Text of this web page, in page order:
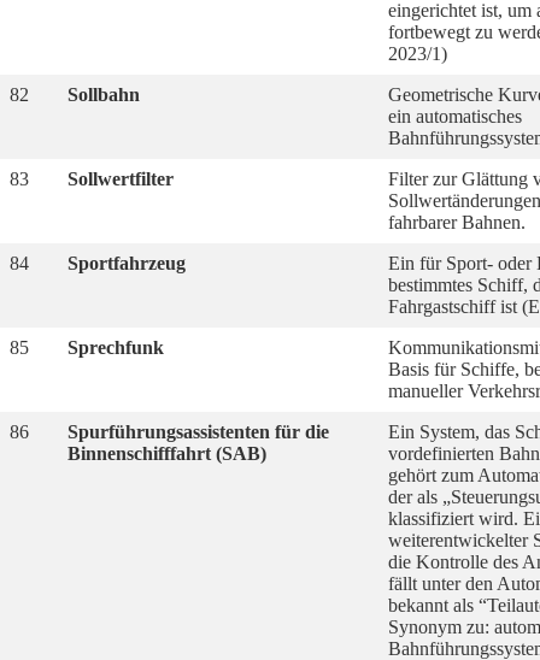
eingerichtet ist, um
fortbewegt zu
2023/1)
82
Sollbahn
Geometrische
ein automatisches
83
Sollwertfilter
Filter zur Glättung
fahrbarer Bahnen.
84
Sportfahrzeug
Ein für Sport- oder
bestimmtes Schiff,
Fahrgastschiff ist
85
Sprechfunk
Basis für Schiffe,
manueller
86
Spurführungsassistenten für die
Binnenschifffahrt (SAB)
Ein System, das
vordefinierten
gehört zum
der als
klassifiziert wird.
weiterentwickelter
die Kontrolle des
fällt unter den
bekannt als
Synonym zu: